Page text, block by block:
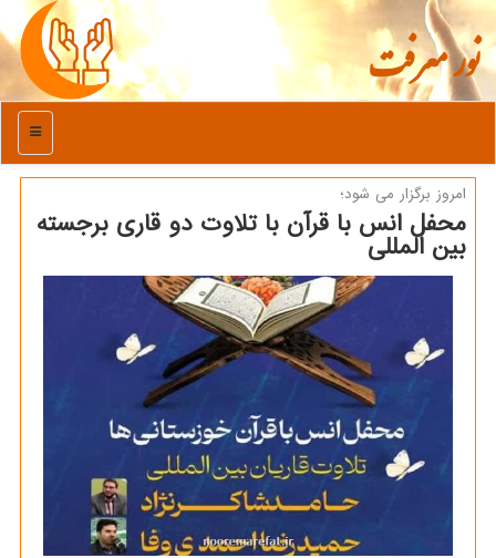
نور معرفت
منو
امروز برگزار می شود؛
محفل انس با قرآن با تلاوت دو قاری برجسته
بین المللی